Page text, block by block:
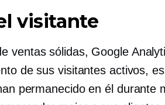
visitante
ventas sólidas, Google
de sus visitantes activos,
permanecido en él durante